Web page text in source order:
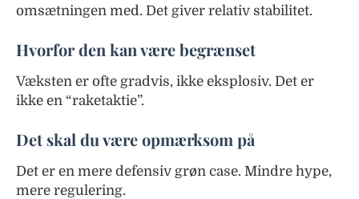
omsætningen med. Det giver relativ stabilitet.
Hvorfor den kan være begrænset
Væksten er ofte gradvis, ikke eksplosiv. Det er
ikke en “raketaktie”.
Det skal du være opmærksom på
Det er en mere defensiv grøn case. Mindre hype,
mere regulering.